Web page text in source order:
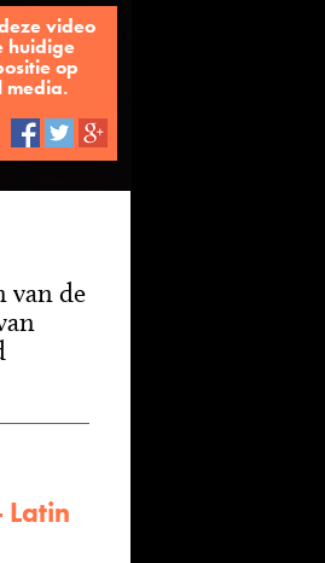
video
huidige
op
media.
van de
Latin